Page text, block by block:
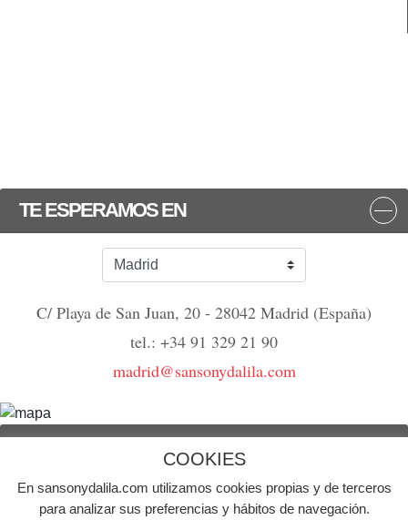
TE ESPERAMOS EN
C/ Playa de San Juan, 20 - 28042 Madrid (España)
tel.: +34 91 329 21 90
madrid@sansonydalila.com
© Agencia de publicidad Sansón y Dalila | Todos los derechos reservados
COOKIES
En sansonydalila.com utilizamos cookies propias y de terceros
para analizar sus preferencias y hábitos de navegación.